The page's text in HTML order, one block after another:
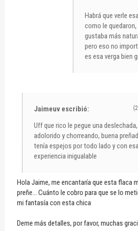
Habrá que verle
como le quedaron,
gustaba más
pero eso no
es esa verga bien
Jaimeuv escribió:
Uff que rico le pegue una
adolorido y chorreando, buena
tenía espejos por todo lado y con
experiencia inigualable
Hola Jaime, me encantaría que esta flaca
preñe... Cuánto le cobro para que se lo
mi fantasía con esta chica
Deme más detalles, por favor, muchas